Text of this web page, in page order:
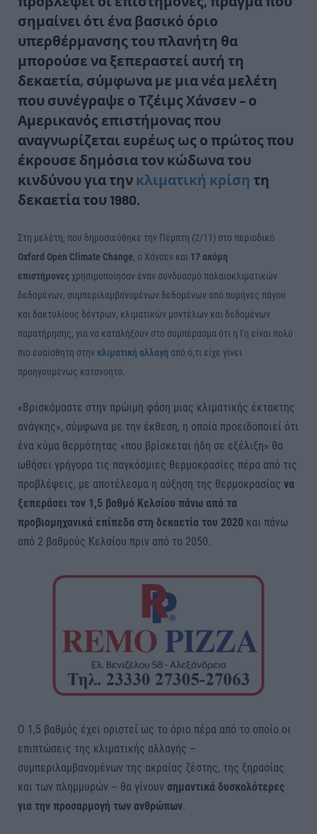
σημαίνει ότι ένα βασικό όριο
υπερθέρμανσης του πλανήτη θα
μπορούσε να ξεπεραστεί αυτή τη
δεκαετία, σύμφωνα με μια νέα μελέτη
που συνέγραψε ο Τζέιμς Χάνσεν– ο
Αμερικανός επιστήμονας που
αναγνωρίζεται ευρέως ως ο πρώτος που
έκρουσε δημόσια τον κώδωνα του
κινδύνου για την κλιματική κρίση τη
δεκαετία του 1980.
Στη μελέτη, που δημοσιεύθηκε την Πέμπτη (2/11) στο περιοδικό
Oxford Open Climate Change, ο Χάνσεν και 17 ακόμη
επιστήμονεςχρησιμοποίησαν έναν συνδυασμό παλαιοκλιματικών
δεδομένων, συμπεριλαμβανομένων δεδομένων από πυρήνες πάγου
και δακτυλίους δέντρων, κλιματικών μοντέλων και δεδομένων
παρατήρησης, για να καταλήξουν στο συμπέρασμα ότι η Γη είναι πολύ
πιο ευαίσθητη στην κλιματική αλλαγή από ό,τι είχε γίνει
προηγουμένως κατανοητό.
«Βρισκόμαστε στην πρώιμη φάση μιας κλιματικής έκτακτης
ανάγκης», σύμφωνα με την έκθεση, η οποία προειδοποιεί ότι
ένα κύμα θερμότητας «που βρίσκεται ήδη σε εξέλιξη» θα
ωθήσει γρήγορα τις παγκόσμιες θερμοκρασίες πέρα από τις
προβλέψεις, με αποτέλεσμα η αύξηση της θερμοκρασίας να
ξεπεράσει τον 1,5 βαθμό Κελσίου πάνω από τα
προβιομηχανικά επίπεδα στη δεκαετία του 2020 και πάνω
από 2 βαθμούς Κελσίου πριν από το 2050.
Ο 1,5 βαθμός έχει οριστεί ως το όριο πέρα από το οποίο οι
επιπτώσεις της κλιματικής αλλαγής –
συμπεριλαμβανομένων της ακραίας ζέστης, της ξηρασίας
και των πλημμυρών – θα γίνουν σημαντικά δυσκολότερες
για την προσαρμογή των ανθρώπων.